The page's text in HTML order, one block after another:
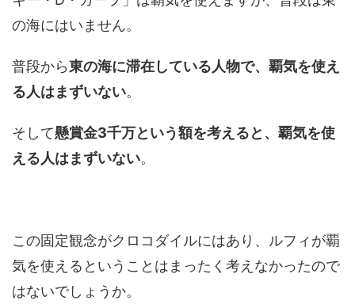
の海にはいません。
普段から東の海に滞在している人物で、覇気を使え
る人はまずいない。
そして懸賞金3千万という額を考えると、覇気を使
える人はまずいない。
この固定観念がクロコダイルにはあり、ルフィが覇
気を使えるということはまったく考えなかったので
はないでしょうか。